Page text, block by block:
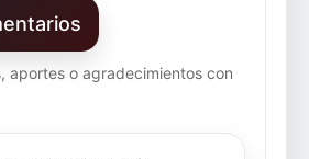
aportes o agradecimientos con